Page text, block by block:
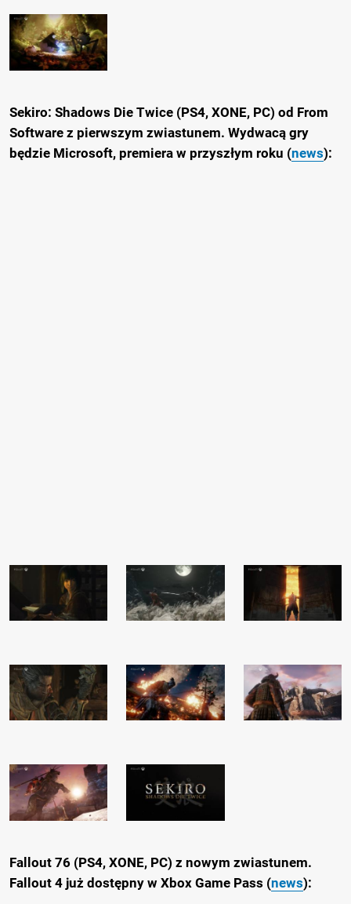
Sekiro: Shadows Die Twice (PS4, XONE, PC) od From
Software z pierwszym zwiastunem. Wydwacą gry
będzie Microsoft, premiera w przyszłym roku (news):
Fallout 76 (PS4, XONE, PC) z nowym zwiastunem.
Fallout 4 już dostępny w Xbox Game Pass (news):